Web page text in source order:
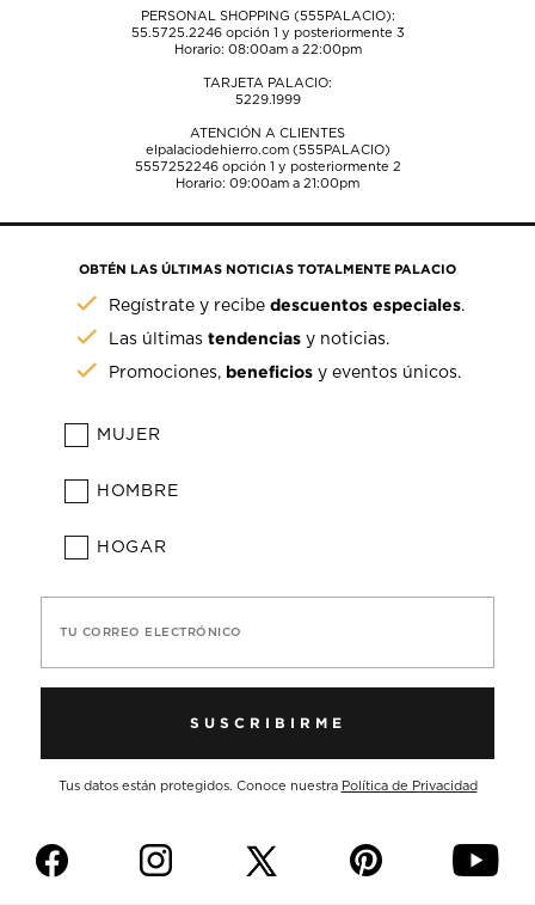
PERSONAL SHOPPING (555PALACIO):
55.5725.2246opción 1 y posteriormente 3
Horario: 08:00am a 22:00pm
TARJETA PALACIO:
5229.1999
ATENCIÓN A CLIENTES
elpalaciodehierro.com (555PALACIO)
5557252246opción 1 y posteriormente 2
Horario: 09:00am a 21:00pm
OBTÉN LAS ÚLTIMAS NOTICIAS TOTALMENTE PALACIO
Regístrate y recibedescuentos especiales.
Las últimastendencias y noticias.
Promociones, beneficios y eventos únicos.
MUJER
HOMBRE
HOGAR
TU CORREO ELECTRÓNICO
SUSCRIBIRME
Tus datos están protegidos. Conoce nuestra Política de Privacidad
f i p y